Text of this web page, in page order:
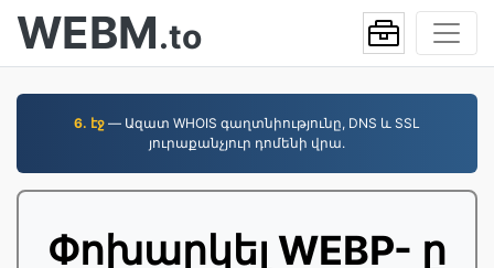
WEBM.to
6. էջ — Ազատ WHOIS գաղտնիությունը, DNS և SSL
յուրաքանչյուր դոմենի վրա.
Փոխարկել WEBP- ը